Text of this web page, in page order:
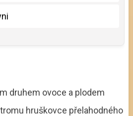
druhem ovoce a plodem
hruškovce přelahodného